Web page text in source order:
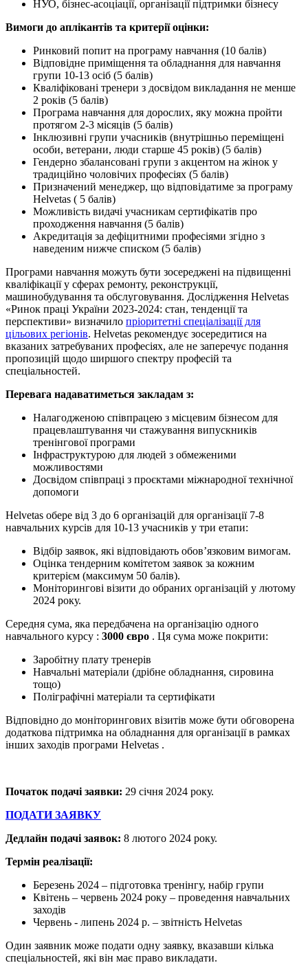
НУО, бізнес-асоціації, організації підтримки бізнесу
Вимоги до аплікантів та критерії оцінки:
Ринковий попит на програму навчання (10 балів)
Відповідне приміщення та обладнання для навчання
групи 10-13 осіб (5 балів)
Кваліфіковані тренери з досвідом викладання не менше
2 років (5 балів)
Програма навчання для дорослих, яку можна пройти
протягом 2-3 місяців (5 балів)
Інклюзивні групи учасників (внутрішньо переміщені
особи, ветерани, люди старше 45 років) (5 балів)
Гендерно збалансовані групи з акцентом на жінок у
традиційно чоловічих професіях (5 балів)
Призначений менеджер, що відповідатиме за програму
Helvetas ( 5 балів)
Можливість видачі учасникам сертифікатів про
проходження навчання (5 балів)
Акредитація за дефіцитними професіями згідно з
наведеним нижче списком (5 балів)
Програми навчання можуть бути зосереджені на підвищенні
кваліфікації у сферах ремонту, реконструкції,
машинобудування та обслуговування. Дослідження Helvetas
«Ринок праці України 2023-2024: стан, тенденції та
перспективи» визначило пріоритетні спеціалізації для
цільових регіонів. Helvetas рекомендує зосередитися на
вказаних затребуваних професіях, але не заперечує подання
пропозицій щодо ширшого спектру професій та
спеціальностей.
Перевага надаватиметься закладам з:
Налагодженою співпрацею з місцевим бізнесом для
працевлаштування чи стажування випускників
тренінгової програми
Інфраструктурою для людей з обмеженими
можливостями
Досвідом співпраці з проєктами міжнародної технічної
допомоги
Helvetas обере від 3 до 6 організацій для організації 7-8
навчальних курсів для 10-13 учасників у три етапи:
Відбір заявок, які відповідають обов’язковим вимогам.
Оцінка тендерним комітетом заявок за кожним
критерієм (максимум 50 балів).
Моніторингові візити до обраних організацій у лютому
2024 року.
Середня сума, яка передбачена на організацію одного
навчального курсу : 3000 євро . Ця сума може покрити:
Заробітну плату тренерів
Навчальні матеріали (дрібне обладнання, сировина
тощо)
Поліграфічні матеріали та сертифікати
Відповідно до моніторингових візитів може бути обговорена
додаткова підтримка на обладнання для організації в рамках
інших заходів програми Helvetas .
Початок подачі заявки: 29 січня 2024 року.
ПОДАТИ ЗАЯВКУ
Дедлайн подачі заявок: 8 лютого 2024 року.
Термін реалізації:
Березень 2024 – підготовка тренінгу, набір групи
Квітень – червень 2024 року – проведення навчальних
заходів
Червень - липень 2024 р. – звітність Helvetas
Один заявник може подати одну заявку, вказавши кілька
спеціальностей, які він має право викладати.